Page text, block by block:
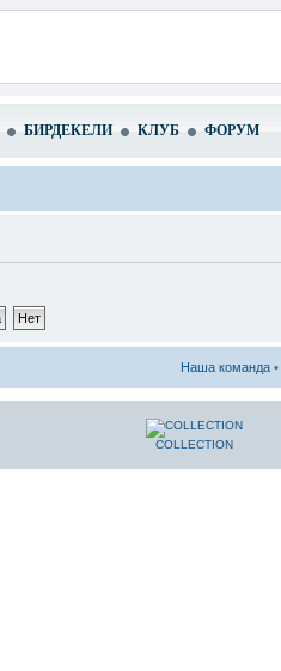
БИРДЕКЕЛИ КЛУБ ФОРУМ
Наша команда •
COLLECTION